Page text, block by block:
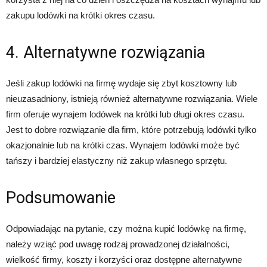
zakupu lodówki na krótki okres czasu.
4. Alternatywne rozwiązania
Jeśli zakup lodówki na firmę wydaje się zbyt kosztowny lub
nieuzasadniony, istnieją również alternatywne rozwiązania. Wiele
firm oferuje wynajem lodówek na krótki lub długi okres czasu.
Jest to dobre rozwiązanie dla firm, które potrzebują lodówki tylko
okazjonalnie lub na krótki czas. Wynajem lodówki może być
tańszy i bardziej elastyczny niż zakup własnego sprzętu.
Podsumowanie
Odpowiadając na pytanie, czy można kupić lodówkę na firmę,
należy wziąć pod uwagę rodzaj prowadzonej działalności,
wielkość firmy, koszty i korzyści oraz dostępne alternatywne